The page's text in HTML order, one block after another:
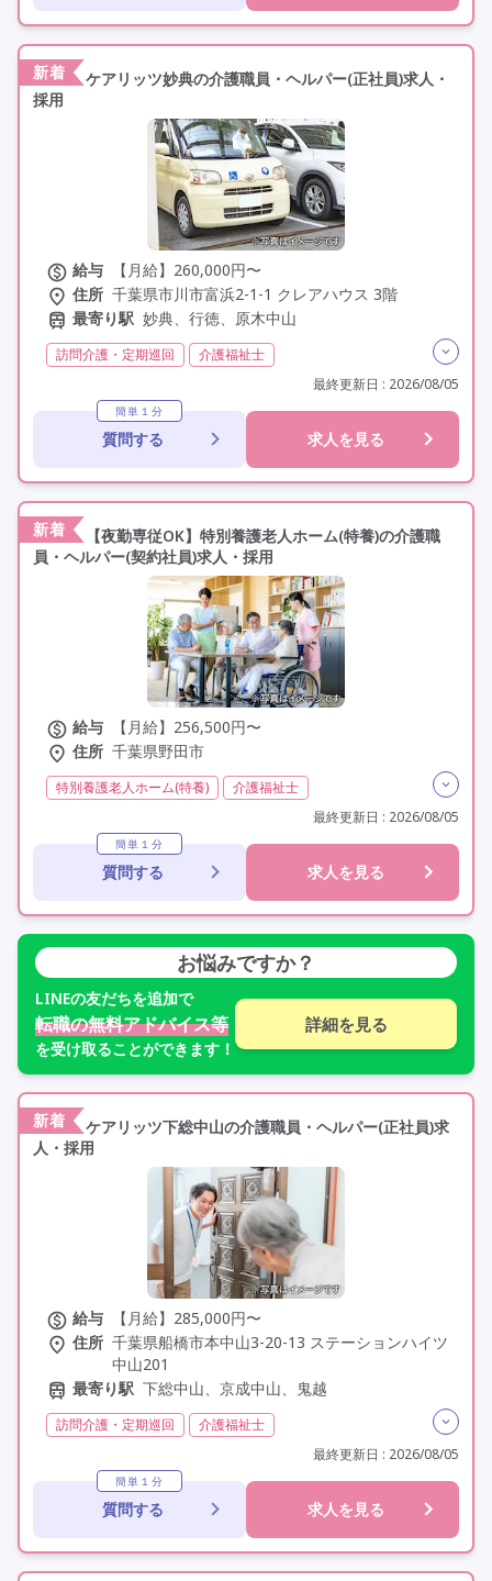
研修制度あり
新着
ケアリッツ妙典の介護職員・ヘルパー(正社員)求人・
採用
給与
【月給】260,000円〜
住所 千葉県市川市富浜2-1-1 クレアハウス 3階
最寄り駅 妙典、行徳、原木中山
訪問介護・定期巡回
介護福祉士
初任者研修(ヘルパー2級)
夜勤なし
社会保険完備
交通費支給
学歴不問
定年60歳以上
最終更新日 : 2026/08/05
簡単１分
質問する 求人を見る
新着
【夜勤専従OK】特別養護老人ホーム(特養)の介護職
員・ヘルパー(契約社員)求人・採用
給与
【月給】256,500円〜
住所 千葉県野田市
特別養護老人ホーム(特養)
介護福祉士
残業月20時間以内
残業ほぼなし
常勤 社会保険完備
交通費支給
学歴不問
定年60歳以上
資格取得支援
最終更新日 : 2026/08/05
簡単１分
質問する 求人を見る
お悩みですか？
LINEの友だちを追加で
転職の無料アドバイス等
を受け取ることができます！
詳細を見る
新着
ケアリッツ下総中山の介護職員・ヘルパー(正社員)求
人・採用
給与
【月給】285,000円〜
住所 千葉県船橋市本中山3-20-13 ステーションハイツ
中山201
最寄り駅 下総中山、京成中山、鬼越
訪問介護・定期巡回
介護福祉士
夜勤なし
常勤
社会保険完備
交通費支給 学歴不問
未経験歓迎
定年60歳以上
駅近 資格取得支援
最終更新日 : 2026/08/05
簡単１分
質問する 求人を見る